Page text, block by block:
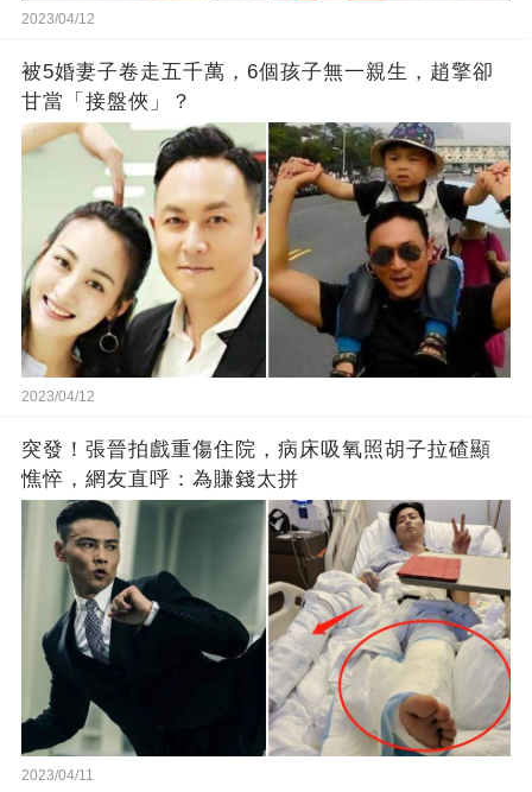
2023/04/12
被5婚妻子卷走五千萬，6個孩子無一親生，趙擎卻
甘當「接盤俠」？
2023/04/12
突發！張晉拍戲重傷住院，病床吸氧照胡子拉碴顯
憔悴，網友直呼：為賺錢太拼
2023/04/11